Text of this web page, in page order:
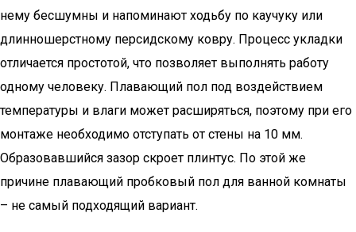
нему бесшумны и напоминают ходьбу по каучуку или
длинношерстному персидскому ковру. Процесс укладки
отличается простотой, что позволяет выполнять работу
одному человеку. Плавающий пол под воздействием
температуры и влаги может расширяться, поэтому при его
монтаже необходимо отступать от стены на 10 мм.
Образовавшийся зазор скроет плинтус. По этой же
причине плавающий пробковый пол для ванной комнаты
– не самый подходящий вариант.